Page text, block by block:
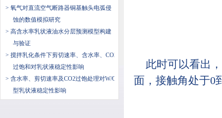
> 氧气对直流空气断路器铜基触头电弧侵
蚀的数值模拟研究
> 高含水率乳状液油水分层预测模型构建
与验证
> 搅拌乳化条件下剪切速率、含水率、CO2
过饱和对乳状液稳定性影响
> 含水率、剪切速率及CO2过饱处理对W/O
型乳状液稳定性影响
此时可以看出
面，接触角处于0